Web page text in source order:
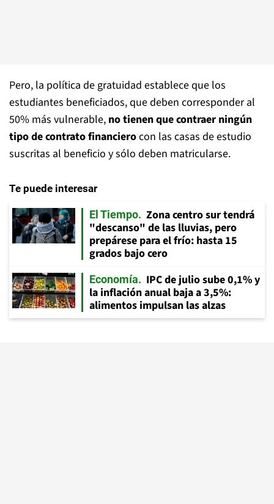
Pero, la política de gratuidad establece que los
estudiantes beneficiados, que deben corresponder al
50% más vulnerable, no tienen que contraer ningún
tipo de contrato financierocon las casas de estudio
suscritas al beneficio y sólo deben matricularse.
Te puede interesar
El Tiempo
Zona centro sur tendrá
"descanso" de las lluvias, pero
prepárese para el frío: hasta 15
grados bajo cero
Economía
IPC de julio sube 0,1% y
la inflación anual baja a 3,5%:
alimentos impulsan las alzas